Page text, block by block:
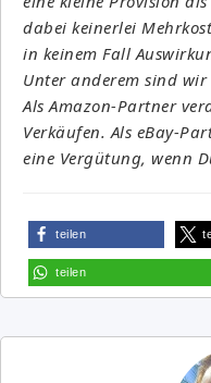
dabei keinerlei
in keinem Fall
Unter anderem sind
Als Amazon-Partner
Verkäufen. Als eBay-
eine Vergütung, wenn
teilen
teilen